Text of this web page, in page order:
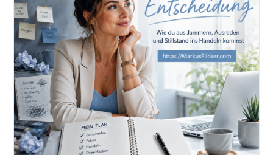
Der
Schlüssel
Einem
Besseren
Leben
Sein
Kann